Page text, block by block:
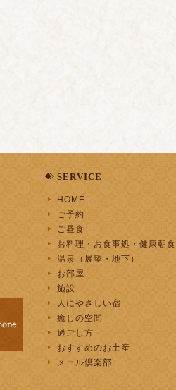
SERVICE
HOME
ご予約
ご昼食
お料理・お食事処・健康朝食
温泉（展望・地下）
お部屋
施設
人にやさしい宿
癒しの空間
過ごし方
おすすめのお土産
メール倶楽部